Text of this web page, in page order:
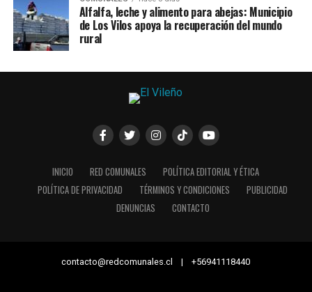
Alfalfa, leche y alimento para abejas: Municipio
de Los Vilos apoya la recuperación del mundo
rural
INICIO RED COMUNALES
POLÍTICA EDITORIAL Y ÉTICA
POLÍTICA DE PRIVACIDAD
TÉRMINOS Y CONDICIONES
PUBLICIDAD
DENUNCIAS
CONTACTO
contacto@redcomunales.cl | +56941118440